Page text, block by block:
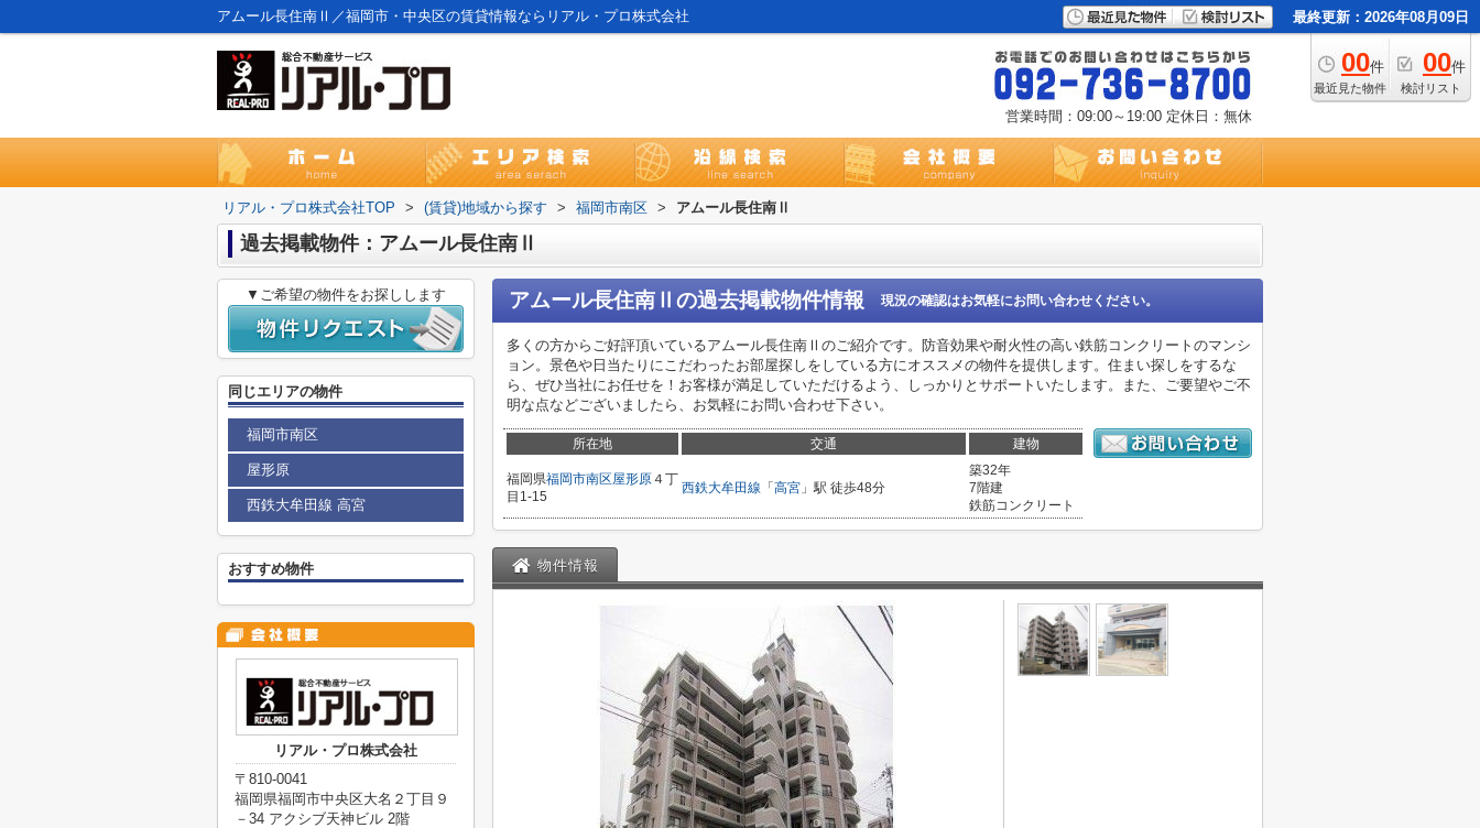
アムール長住南Ⅱ／福岡市・中央区の賃貸情報ならリアル・プロ株式会社 最終更新：2026年08月09日
00件
最近見た物件
00件
検討リスト
営業時間：09:00～19:00 定休日：無休
リアル・プロ株式会社TOP > (賃貸)地域から探す > 福岡市南区 > アムール長住南Ⅱ
過去掲載物件：アムール長住南Ⅱ
アムール長住南Ⅱ の過去掲載物件情報 現況の確認はお気軽にお問い合わせください。
多くの方からご好評頂いているアムール長住南Ⅱのご紹介です。防音効果や耐火性の高い鉄筋コンクリートのマンシ
ョン。景色や日当たりにこだわったお部屋探しをしている方にオススメの物件を提供します。住まい探しをするな
ら、ぜひ当社にお任せを！お客様が満足していただけるよう、しっかりとサポートいたします。また、ご要望やご不
明な点などございましたら、お気軽にお問い合わせ下さい。
所在地 交通 建物
福岡県福岡市南区屋形原４丁
目1-15
西鉄大牟田線 「 高宮 」駅 徒歩48分
築32年
7階建
鉄筋コンクリート
物件情報
▼ご希望の物件をお探しします
同じエリアの物件
福岡市南区
屋形原
西鉄大牟田線 高宮
おすすめ物件
リアル・プロ株式会社
〒810-0041
福岡県福岡市中央区大名２丁目９
－34 アクシブ天神ビル 2階